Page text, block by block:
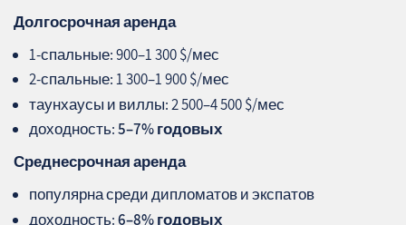
Долгосрочная аренда
1‑спальные: 900–1 300 $/мес
2‑спальные: 1 300–1 900 $/мес
таунхаусы и виллы: 2 500–4 500 $/мес
доходность:5–7% годовых
Среднесрочная аренда
популярна среди дипломатов и экспатов
доходность:6–8% годовых